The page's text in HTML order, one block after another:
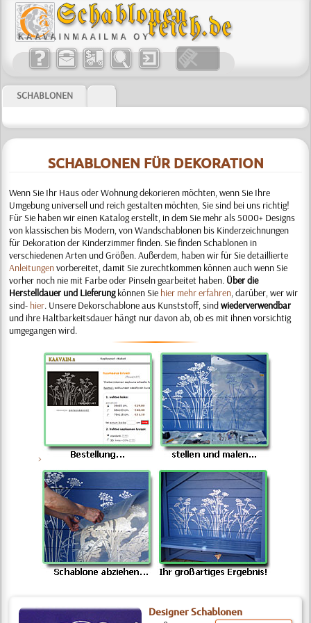
SCHABLONEN
SCHABLONEN FÜR DEKORATION
Wenn Sie Ihr Haus oder Wohnung dekorieren möchten, wenn Sie Ihre
Umgebung universell und reich gestalten möchten, Sie sind bei uns richtig!
Für Sie haben wir einen Katalog erstellt, in dem Sie mehr als 5000+ Designs
von klassischen bis Modern, von Wandschablonen bis Kinderzeichnungen
für Dekoration der Kinderzimmer finden. Sie finden Schablonen in
verschiedenen Arten und Größen. Außerdem, haben wir für Sie detaillierte
Anleitungenvorbereitet, damit Sie zurechtkommen können auch wenn Sie
vorher noch nie mit Farbe oder Pinseln gearbeitet haben. Über die
Herstelldauer und Lieferungkönnen Sie hier mehr erfahren, darüber, wer wir
sind- hier. Unsere Dekorschablone aus Kunststoff, sindwiederverwendbar
und ihre Haltbarkeitsdauer hängt nur davon ab, ob es mit ihnen vorsichtig
umgegangen wird.
>
Designer Schablonen